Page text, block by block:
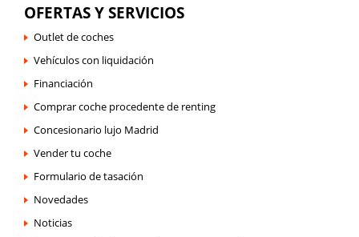
OFERTAS Y SERVICIOS
Outlet de coches
Vehículos con liquidación
Financiación
Comprar coche procedente de renting
Concesionario lujo Madrid
Vender tu coche
Formulario de tasación
Novedades
Noticias